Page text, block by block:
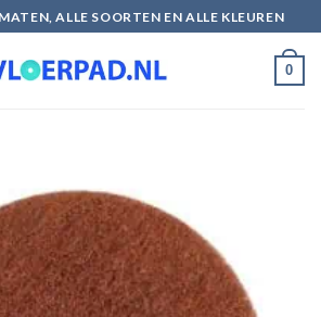
ALLE SOORTEN EN ALLE KLEUREN
0